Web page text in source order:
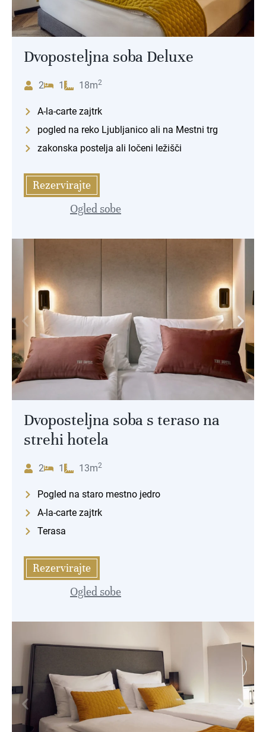
Dvoposteljna soba Deluxe
2 1 18m2
A-la-carte zajtrk
pogled na reko Ljubljanico ali na Mestni trg
zakonska postelja ali ločeni ležišči
Rezervirajte
Ogled sobe
Dvoposteljna soba s teraso na
strehi hotela
2 1 13m2
Pogled na staro mestno jedro
A-la-carte zajtrk
Terasa
Rezervirajte
Ogled sobe